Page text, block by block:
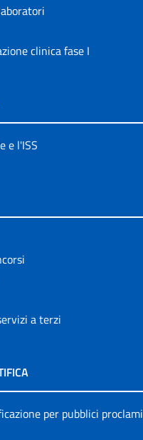
clinica fase I
e l'ISS
a terzi
per pubblici proclami